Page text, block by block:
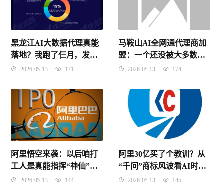
黑龙江AI大数据代理真能
落地？我跑了仨月，发现
水挺深！
2026-05-13 171
马鞍山AI全网通代理商加
盟：一个还没被大多数人
发现的好机会！
2026-05-13 174
阿里悟空来袭：以后咱打
工人是真能指挥“神仙”同
事了？
2026-05-13 144
阿里30亿买了个教训？从
“千问”商标风波看AI时代
的品牌保卫战
2026-05-13 145